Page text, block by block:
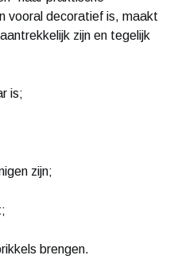
vooral decoratief is, maakt
zijn en tegelijk
is;
zijn;
brengen.